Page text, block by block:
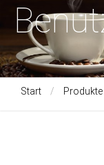
Start / Produkte